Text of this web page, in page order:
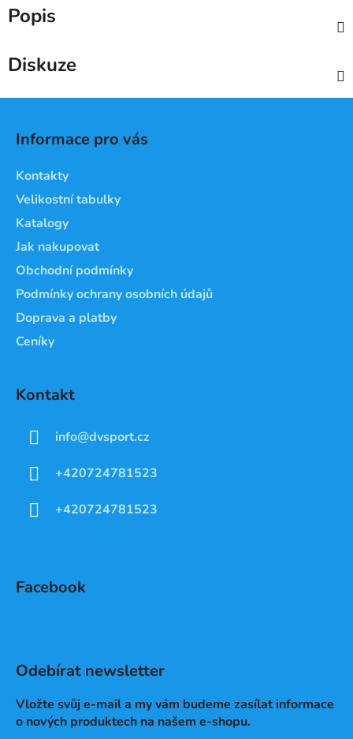
Popis
Diskuze
Informace pro vás
Kontakty
Velikostní tabulky
Katalogy
Jak nakupovat
Obchodní podmínky
Podmínky ochrany osobních údajů
Doprava a platby
Ceníky
Kontakt
info@dvsport.cz
+420724781523
+420724781523
Facebook
Odebírat newsletter
Vložte svůj e-mail a my vám budeme zasílat informace
o nových produktech na našem e-shopu.